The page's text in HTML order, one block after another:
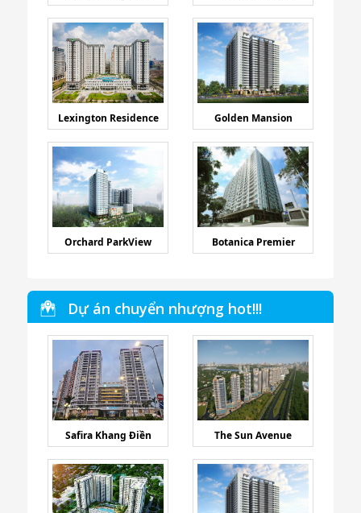
Safira Khang Điền The Sun Avenue
Lexington Residence Golden Mansion
Orchard ParkView Botanica Premier
Dự án chuyển nhượng hot!!!